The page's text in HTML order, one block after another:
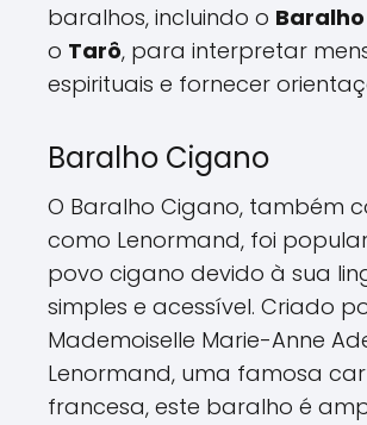
baralhos, incluindo o
o Tarô, para interpretar
espirituais e fornecer
Baralho Cigano
O Baralho Cigano, também
como Lenormand, foi
povo cigano devido à sua
simples e acessível. Criado
Mademoiselle Marie-Anne
Lenormand, uma famosa
francesa, este baralho é